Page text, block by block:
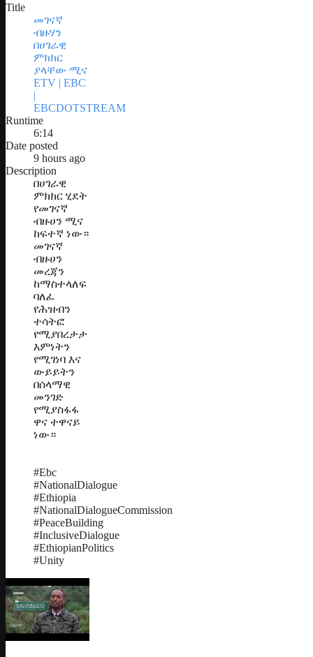
Title
መገናኛ
ብዙሃን
በሀገራዊ
ምክክር
ያላቸው ሚና
ETV | EBC
|
EBCDOTSTREAM
Runtime
6:14
Date posted
9 hours ago
Description
በሀገራዊ
ምክክር ሂደት
የመገናኛ
ብዙሀን ሚና
ከፍተኛ ነው።
መገናኛ
ብዙሀን
መረጃን
ከማስተላለፍ
ባለፈ
የሕዝብን
ተሳትፎ
የሚያበረታታ
እምነትን
የሚገነባ እና
ውይይትን
በሰላማዊ
መንገድ
የሚያስፋፋ
ዋና ተዋናይ
ነው።
#Ebc
#NationalDialogue
#Ethiopia
#NationalDialogueCommission
#PeaceBuilding
#InclusiveDialogue
#EthiopianPolitics
#Unity